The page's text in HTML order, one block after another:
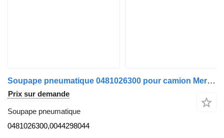
Soupape pneumatique 0481026300 pour camion Mercedes-Benz ATEGO 2 | 04
Prix sur demande
Soupape pneumatique
0481026300,0044298044